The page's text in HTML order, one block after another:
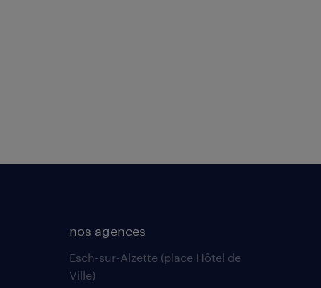
nos agences
Esch-sur-Alzette (place Hôtel de
Ville)